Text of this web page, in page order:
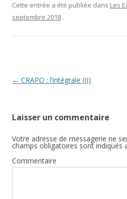
Cette entrée a été publiée dans Les
septembre 2018 .
Navigation
← CRAPO : l’intégrale (II)
Laisser un commentaire
Votre adresse de messagerie ne
champs obligatoires sont indiqués
Commentaire